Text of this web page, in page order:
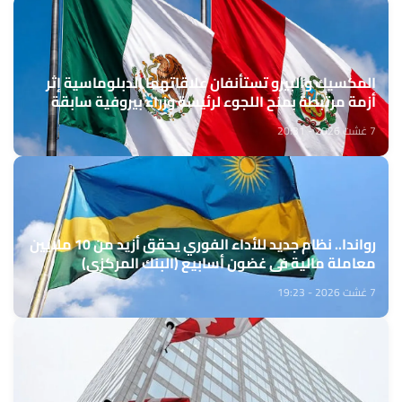
المكسيك والبيرو تستأنفان علاقاتهما الدبلوماسية إثر
أزمة مرتبطة بمنح اللجوء لرئيسة وزراء بيروفية سابقة
7 غشت 2026 - 20:31
رواندا.. نظام جديد للأداء الفوري يحقق أزيد من 10 ملايين
معاملة مالية في غضون أسابيع (البنك المركزي)
7 غشت 2026 - 19:23